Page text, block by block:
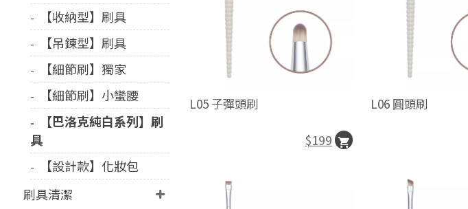
【收納型】刷具
【吊鍊型】刷具
【細節刷】獨家
【細節刷】小蠻腰
【巴洛克純白系列】刷
具
【設計款】化妝包
刷具清潔
L05 子彈頭刷
$199
L06 圓頭刷